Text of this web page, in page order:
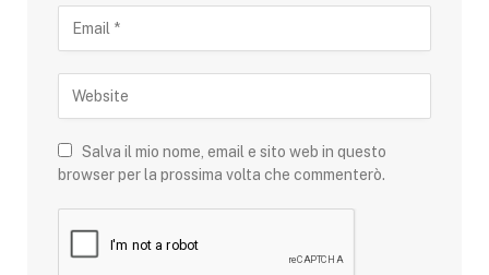
Salva il mio nome, email e sito web in questo
browser per la prossima volta che commenterò.